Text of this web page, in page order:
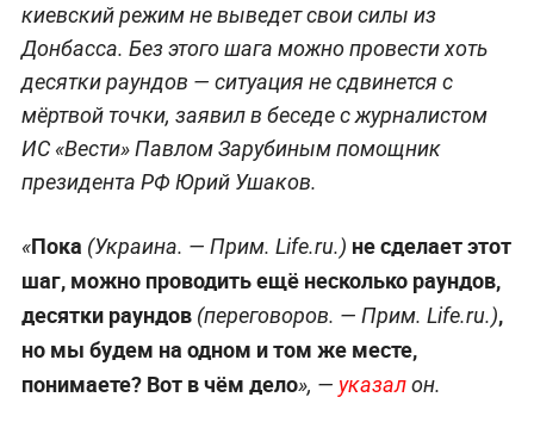
киевский режим не выведет свои силы из
Донбасса. Без этого шага можно провести хоть
десятки раундов — ситуация не сдвинется с
мёртвой точки, заявил в беседе с журналистом
ИС «Вести» Павлом Зарубиным помощник
президента РФ Юрий Ушаков.
«Пока (Украина. — Прим. Life.ru.) не сделает этот
шаг, можно проводить ещё несколько раундов,
десятки раундов (переговоров. — Прим. Life.ru.),
но мы будем на одном и том же месте,
понимаете? Вот в чём дело», — указалон.